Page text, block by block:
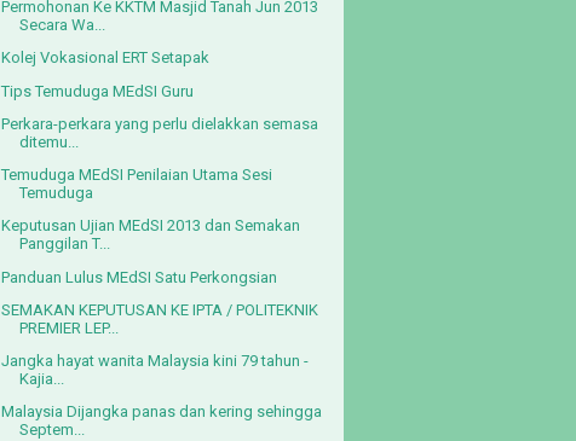
Permohonan Ke KKTM Masjid Tanah Jun 2013
Secara Wa...
Kolej Vokasional ERT Setapak
Tips Temuduga MEdSI Guru
Perkara-perkara yang perlu dielakkan semasa
ditemu...
Temuduga MEdSI Penilaian Utama Sesi
Temuduga
Keputusan Ujian MEdSI 2013 dan Semakan
Panggilan T...
Panduan Lulus MEdSI Satu Perkongsian
SEMAKAN KEPUTUSAN KE IPTA / POLITEKNIK
PREMIER LEP...
Jangka hayat wanita Malaysia kini 79 tahun -
Kajia...
Malaysia Dijangka panas dan kering sehingga
Septem...